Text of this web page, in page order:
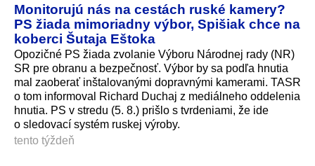
Monitorujú nás na cestách ruské kamery?
PS žiada mimoriadny výbor, Spišiak chce na
koberci Šutaja Eštoka
Opozičné PS žiada zvolanie Výboru Národnej rady (NR)
SR pre obranu a bezpečnosť. Výbor by sa podľa hnutia
mal zaoberať inštalovanými dopravnými kamerami. TASR
o tom informoval Richard Duchaj z mediálneho oddelenia
hnutia. PS v stredu (5. 8.) prišlo s tvrdeniami, že ide
o sledovací systém ruskej výroby.
tento týždeň